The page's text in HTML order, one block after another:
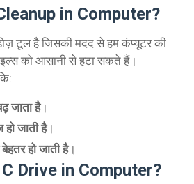
in Computer?
टूल है जिसकी मदद से हम कंप्यूटर की
को आसानी से हटा सकते हैं।
जाता है।
जाती है।
हो जाती है।
Drive in Computer?